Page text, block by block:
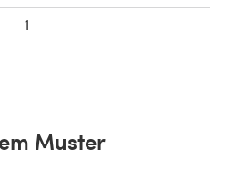
1
Muster